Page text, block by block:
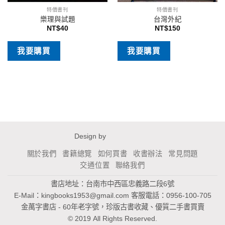
特價書刊
樂理與試題
NT$40
我要購買
特價書刊
台灣外紀
NT$150
我要購買
Design by
關於我們 書籍總覽 如何買書 收書辦法
常見問題
交通位置
聯絡我們
書店地址：台南市中西區忠義路二段6號
E-Mail： kingbooks1953@gmail.com 客服電話：0956-100-705
金萬字書店 - 60年老字號，珍版古書收藏、優質二手書買賣
© 2019 All Rights Reserved.